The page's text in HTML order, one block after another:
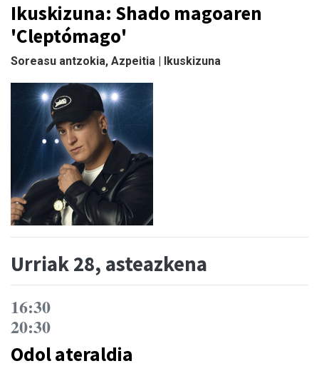
Ikuskizuna: Shado magoaren
'Cleptómago'
Soreasu antzokia, Azpeitia | Ikuskizuna
Urriak 28, asteazkena
16:30
20:30
Odol ateraldia